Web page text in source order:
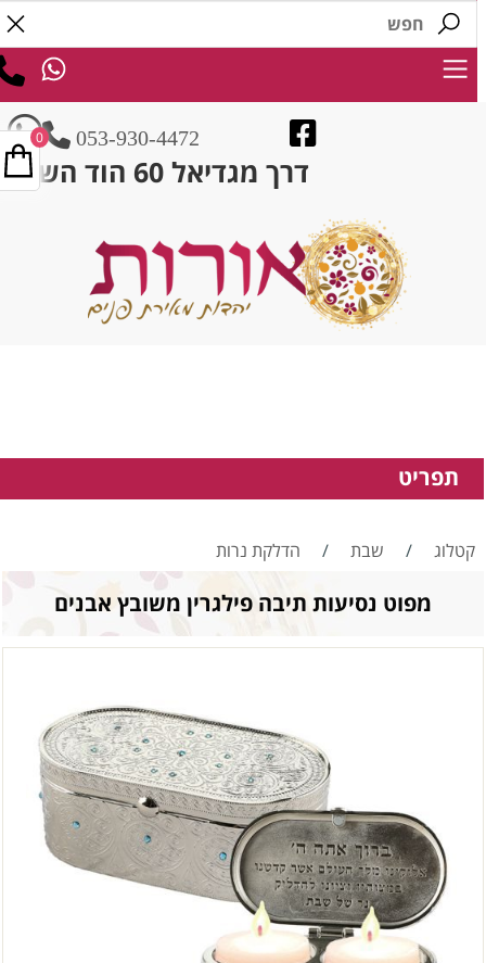
053-930-4472
דרך מגדיאל 60 הוד השרון
תפריט
קטלוג / שבת / הדלקת נרות
מפוט נסיעות תיבה פילגרין משובץ אבנים
0